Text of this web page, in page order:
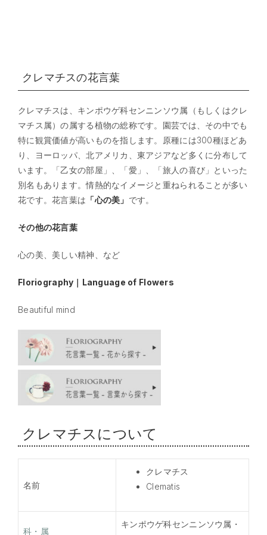
クレマチスの花言葉
クレマチスは、キンポウゲ科センニンソウ属（もしくはクレ
マチス属）の属する植物の総称です。園芸では、その中でも
特に観賞価値が高いものを指します。原種には300種ほどあ
り、ヨーロッパ、北アメリカ、東アジアなど多くに分布して
います。「乙女の部屋」、「愛」、「旅人の喜び」といった
別名もあります。情熱的なイメージと重ねられることが多い
花です。花言葉は 「心の美」 です。
その他の花言葉
心の美、美しい精神、など
Floriography｜Language of Flowers
Beautiful mind
クレマチスについて
名前
クレマチス
Clematis
科・属
キンポウゲ科センニンソウ属・